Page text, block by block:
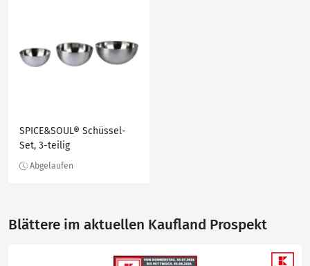
SPICE&SOUL® Schüssel-
Set, 3-teilig
Blättere im aktuellen Kaufland Prospekt